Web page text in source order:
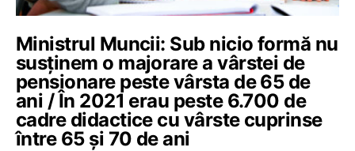
Ministrul Muncii: Sub nicio formă nu
susţinem o majorare a vârstei de
pensionare peste vârsta de 65 de
ani / În 2021 erau peste 6.700 de
cadre didactice cu vârste cuprinse
între 65 și 70 de ani